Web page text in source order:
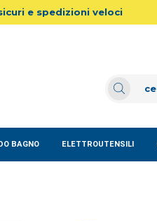
e spedizioni veloci
BAGNO ELETTROUTENSILI